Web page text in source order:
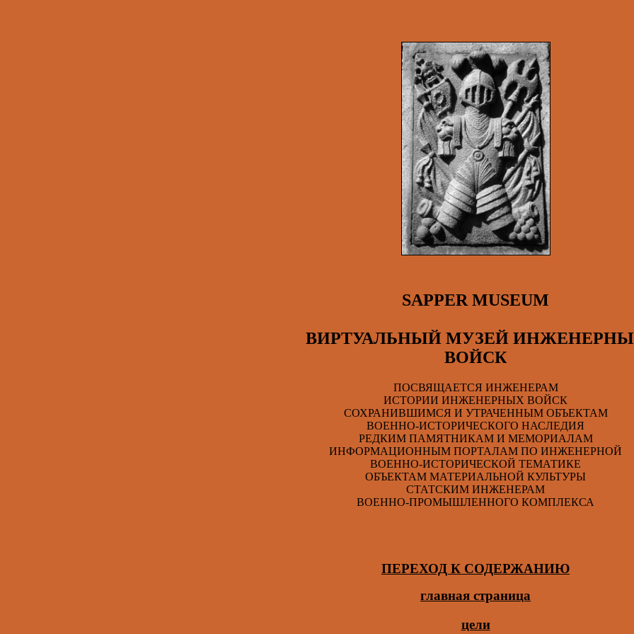
SAPPER MUSEUM
ВИРТУАЛЬНЫЙ МУЗЕЙ
ВОЙСК
ПОСВЯЩАЕТСЯ ИНЖЕНЕРАМ
ИСТОРИИ ИНЖЕНЕРНЫХ ВОЙСК
СОХРАНИВШИМСЯ И УТРАЧЕННЫМ ОБЪЕКТАМ
ВОЕННО-ИСТОРИЧЕСКОГО НАСЛЕДИЯ
РЕДКИМ ПАМЯТНИКАМ И МЕМОРИАЛАМ
ИНФОРМАЦИОННЫМ ПОРТАЛАМ ПО ИНЖЕНЕРНОЙ
ВОЕННО-ИСТОРИЧЕСКОЙ ТЕМАТИКЕ
ОБЪЕКТАМ МАТЕРИАЛЬНОЙ КУЛЬТУРЫ
СТАТСКИМ ИНЖЕНЕРАМ
ВОЕННО-ПРОМЫШЛЕННОГО КОМПЛЕКСА
ПЕРЕХОД К СОДЕРЖАНИЮ
главная страница
цели